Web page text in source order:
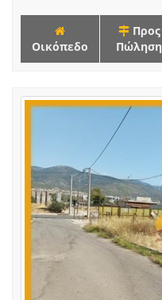
Οικόπεδο
Προς
Πώληση